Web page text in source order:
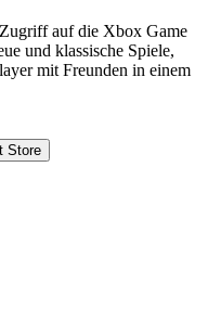
auf die Xbox Game
und klassische Spiele,
mit Freunden in einem
Store